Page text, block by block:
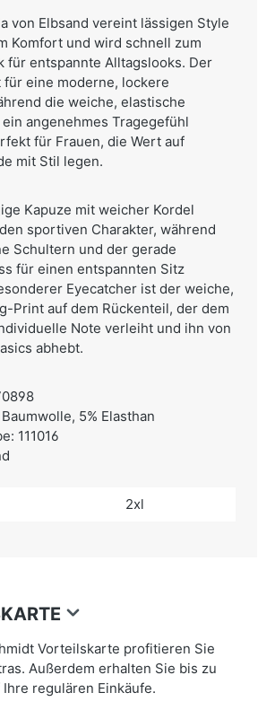
von Elbsand vereint lässigen Style
Komfort und wird schnell zum
für entspannte Alltagslooks. Der
eine moderne, lockere
die weiche, elastische
angenehmes Tragegefühl
für Frauen, die Wert auf
mit Stil legen.
Kapuze mit weicher Kordel
sportiven Charakter, während
Schultern und der gerade
für einen entspannten Sitz
Eyecatcher ist der weiche,
Print auf dem Rückenteil, der dem
Note verleiht und ihn von
abhebt.
5% Elasthan
111016
2xl
Vorteilskarte profitieren Sie
Außerdem erhalten Sie bis zu
Ihre regulären Einkäufe.